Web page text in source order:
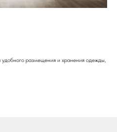
размещения и хранения одежды,